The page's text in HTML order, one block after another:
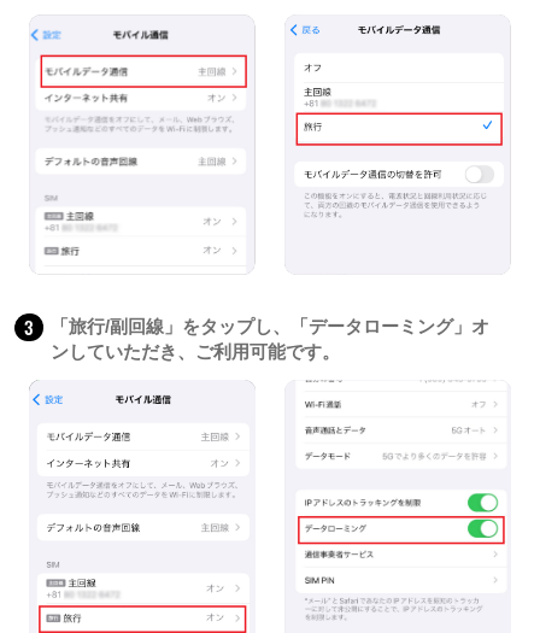
3
「旅行/副回線」をタップし、「データローミング」オ
ンしていただき、ご利用可能です。